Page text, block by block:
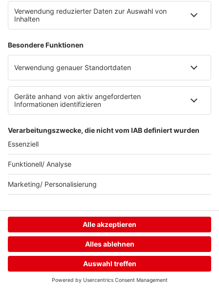
Home Streams Menü
Werbung buchen
Moderatoren buchen
delta.